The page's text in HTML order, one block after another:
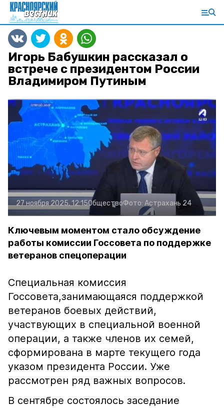
Игорь Бабушкин рассказал о
встрече с президентом России
Владимиром Путиным
27 ноября 2025, 12:15ОбществоФото: Астрахань 24
Ключевым моментом стало обсуждение
работы комиссии Госсовета по поддержке
ветеранов спецоперации
Специальная комиссия
Госсовета,занимающаяся поддержкой
ветеранов боевых действий,
участвующих в специальной военной
операции, а также членов их семей,
сформирована в марте текущего года
указом президента России. Уже
рассмотрен ряд важных вопросов.
В сентябре состоялось заседание